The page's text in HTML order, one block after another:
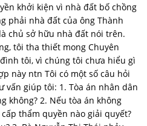
khởi kiện vì nhà đất bố chồng
phải nhà đất của ông Thành
chủ sở hữu nhà đất nói trên.
tôi tha thiết mong Chuyên
tôi, vì chúng tôi chưa hiểu gì
này ntn Tôi có một số câu hỏi
vấn giúp tôi: 1. Tòa án nhân dân
không? 2. Nếu tòa án không
thẩm quyền nào giải quyết?